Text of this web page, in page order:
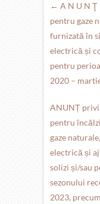
← A N U N
pentru gaze
furnizată în
electrică și
pentru
2020 –
ANUNȚ
pentru
gaze
electrică și
solizi și/sau
sezonului
2023,